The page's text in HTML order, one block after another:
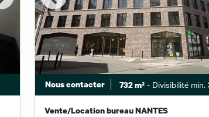
Nous contacter 732 m²- Divisibilité min.
Vente/Location bureau NANTES